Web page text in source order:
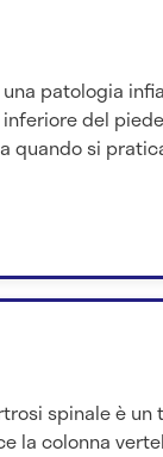
patologia
del
quando si
spinale è
la colonna